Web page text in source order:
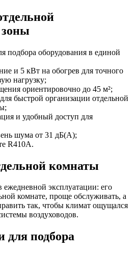
подбора оборудования в единой
и 5 кВт на обогрев для точного
нагрузку;
ориентировочно до 45 м²;
быстрой организации отдельной
и удобный доступ для
шума от 31 дБ(А);
R410A.
комнаты
эксплуатации: его
комнате, проще обслуживать, а
так, чтобы климат ощущался
воздуховодов.
для подбора